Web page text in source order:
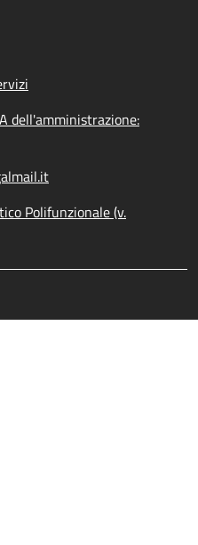
dell'amministrazione:
Polifunzionale (v.